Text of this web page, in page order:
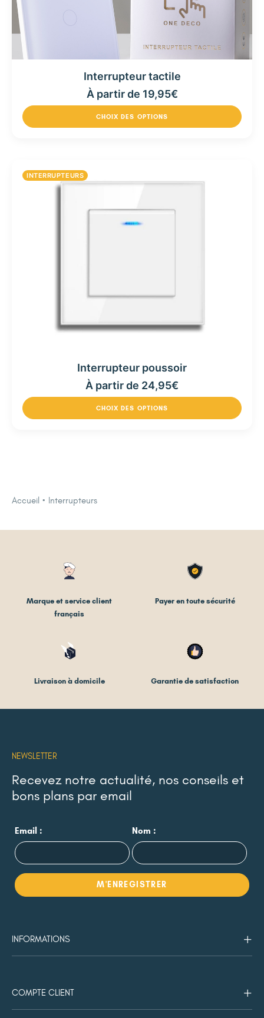
Interrupteur tactile
À partir de 19,95€
CHOIX DES OPTIONS
INTERRUPTEURS
Interrupteur poussoir
À partir de 24,95€
CHOIX DES OPTIONS
Accueil Interrupteurs
Marque et service client
français
Payer en toute sécurité
Livraison à domicile Garantie de satisfaction
NEWSLETTER
Recevez notre actualité, nos conseils et
bons plans par email
Email : Nom :
INFORMATIONS
COMPTE CLIENT